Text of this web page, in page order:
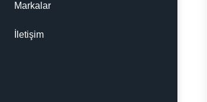
Markalar
İletişim